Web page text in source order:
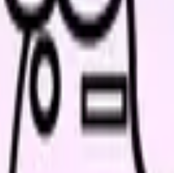
たか」です。相談したのに状況が変わらない
。もちろん、ハラスメントや体調悪化などで